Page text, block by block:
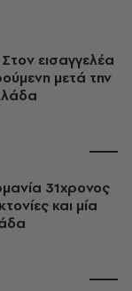
εισαγγελέα
μετά την
31χρονος
και μία